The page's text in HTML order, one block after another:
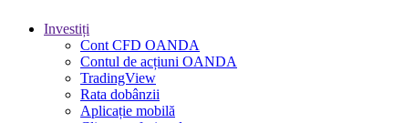
Investiți
Cont CFD OANDA
Contul de acțiuni OANDA
TradingView
Rata dobânzii
Aplicație mobilă